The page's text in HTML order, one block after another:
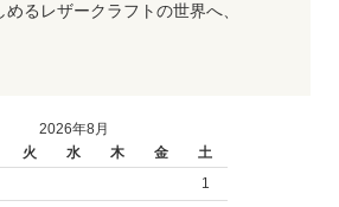
るレザークラフトの世界へ、
2026年8月
火 水 木 金
土
1